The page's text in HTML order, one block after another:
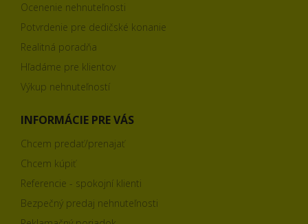
Ocenenie nehnuteľnosti
Potvrdenie pre dedičské konanie
Realitná poradňa
Hľadáme pre klientov
Výkup nehnuteľností
INFORMÁCIE PRE VÁS
Chcem predať/prenajať
Chcem kúpiť
Referencie - spokojní klienti
Bezpečný predaj nehnuteľnosti